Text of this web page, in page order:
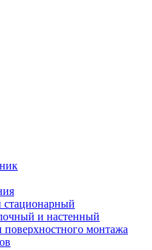
и настенный
поверхностного монтажа